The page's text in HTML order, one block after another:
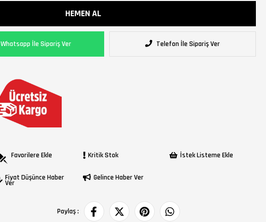
Whatsapp İle Sipariş Ver Telefon İle Sipariş Ver
Favorilere Ekle Kritik Stok İstek Listeme Ekle
Fiyat Düşünce Haber
Ver
Gelince Haber Ver
Paylaş :